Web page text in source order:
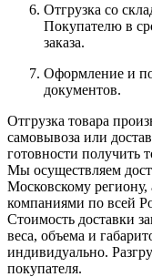
Отгрузка со
Покупателю в
заказа.
Оформление и
документов.
Отгрузка товара
самовывоза или
готовности получить
Мы осуществляем
Московскому
компаниями по всей
Стоимость доставки
веса, объема и
индивидуально.
покупателя.